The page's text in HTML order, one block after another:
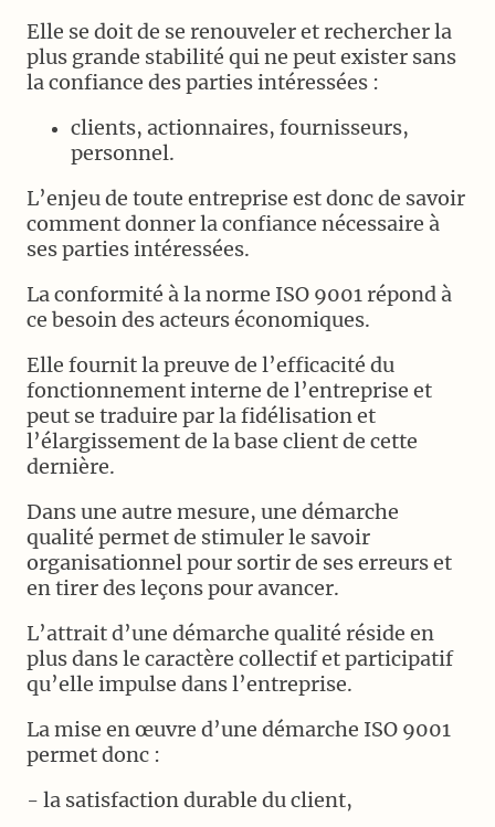
Elle se doit de se renouveler et rechercher la
plus grande stabilité qui ne peut exister sans
la confiance des parties intéressées :
clients, actionnaires, fournisseurs,
personnel.
L’enjeu de toute entreprise est donc de savoir
comment donner la confiance nécessaire à
ses parties intéressées.
La conformité à la norme ISO 9001 répond à
ce besoin des acteurs économiques.
Elle fournit la preuve de l’efficacité du
fonctionnement interne de l’entreprise et
peut se traduire par la fidélisation et
l’élargissement de la base client de cette
dernière.
Dans une autre mesure, une démarche
qualité permet de stimuler le savoir
organisationnel pour sortir de ses erreurs et
en tirer des leçons pour avancer.
L’attrait d’une démarche qualité réside en
plus dans le caractère collectif et participatif
qu’elle impulse dans l’entreprise.
La mise en œuvre d’une démarche ISO 9001
permet donc :
- la satisfaction durable du client,